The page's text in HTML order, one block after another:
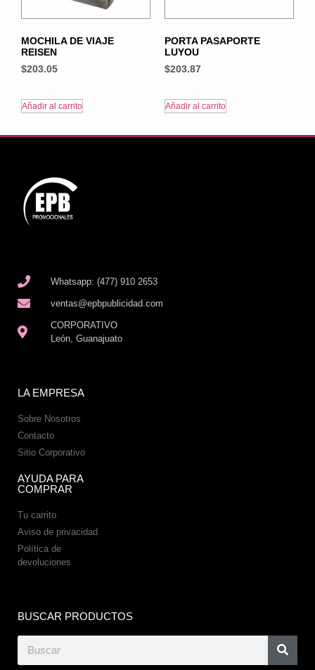
MOCHILA DE VIAJE
REISEN
$203.05
Añadir al carrito
PORTA PASAPORTE
LUYOU
$203.87
Añadir al carrito
Whatsapp: (477) 910 2653
ventas@epbpublicidad.com
CORPORATIVO
León, Guanajuato
LA EMPRESA
Sobre Nosotros
Contacto
Sitio Corporativo
AYUDA PARA
COMPRAR
Tu carrito
Aviso de privacidad
Política de
devoluciones
BUSCAR PRODUCTOS